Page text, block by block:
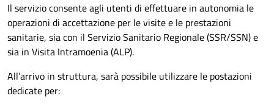
Il servizio consente agli utenti di effettuare in autonomia le
operazioni di accettazione per le visite e le prestazioni
sanitarie, sia con il Servizio Sanitario Regionale (SSR/SSN) e
sia in Visita Intramoenia (ALP).
All’arrivo in struttura, sarà possibile utilizzare le postazioni
dedicate per: